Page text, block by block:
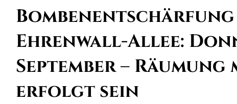
Ehrenwall-Allee:
September – Räumung
erfolgt sein